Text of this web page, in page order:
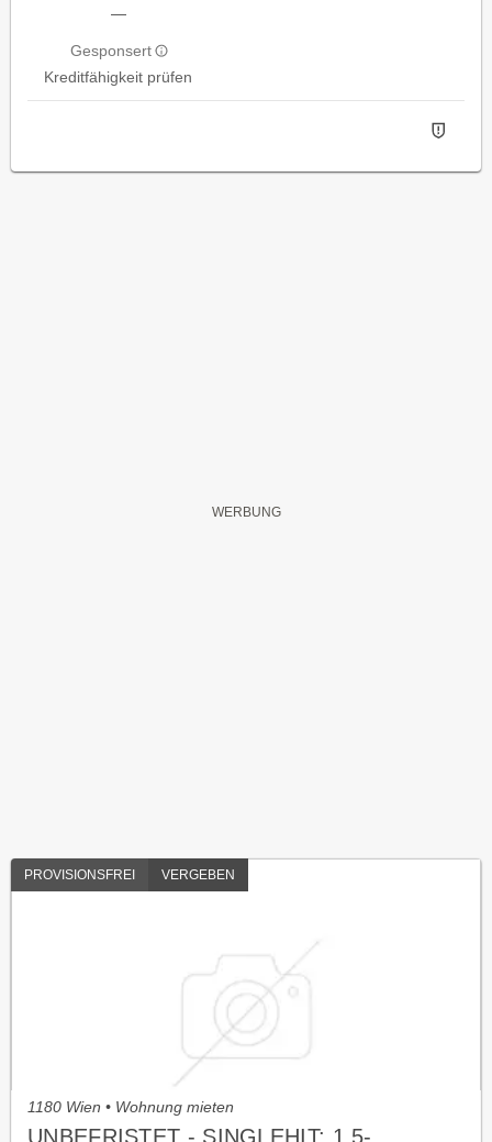
—
Gesponsert
Kreditfähigkeit prüfen
PROVISIONSFREI VERGEBEN
1180 Wien • Wohnung mieten
UNBEFRISTET - SINGLEHIT: 1,5-